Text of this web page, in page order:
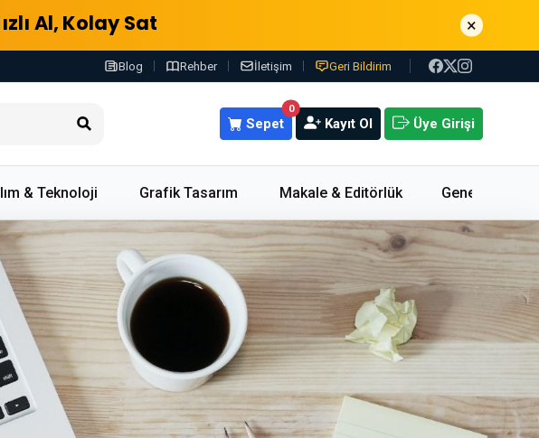
Al, Kolay Sat ×
Blog Rehber İletişim Geri Bildirim
0
Sepet Kayıt Ol Üye Girişi
& Teknoloji Grafik Tasarım Makale & Editörlük Genel